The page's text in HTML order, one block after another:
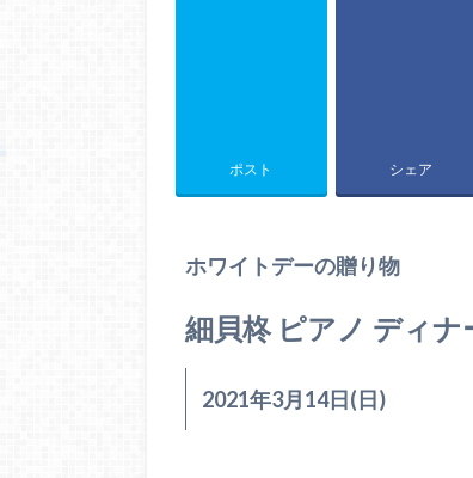
ポスト シェア
ホワイトデーの贈り物
細貝柊 ピアノ ディナ
2021年3月14日(日)